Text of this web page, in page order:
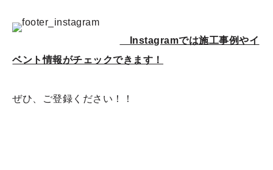
Instagramでは施工事例やイ
ベント情報がチェックできます！
ぜひ、ご登録ください！！